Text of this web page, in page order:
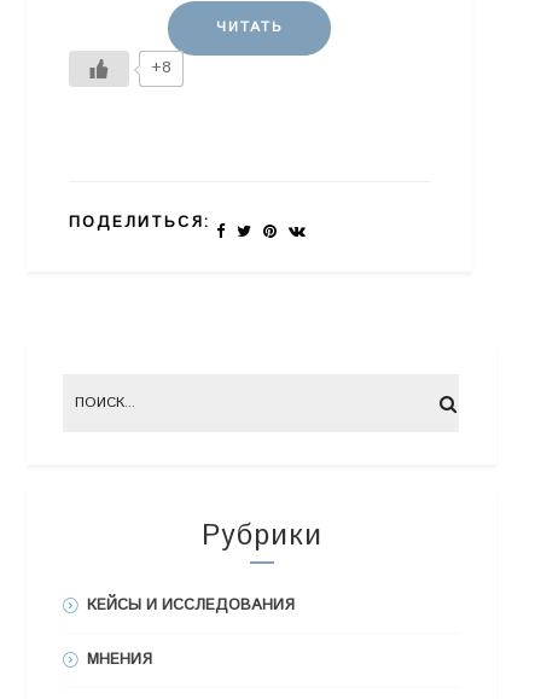
ЧИТАТЬ
+8
ПОДЕЛИТЬСЯ:
Рубрики
КЕЙСЫ И ИССЛЕДОВАНИЯ
МНЕНИЯ